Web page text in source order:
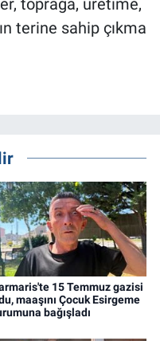
toprağa, üretime,
terine sahip çıkma
15 Temmuz gazisi
maaşını Çocuk Esirgeme
bağışladı